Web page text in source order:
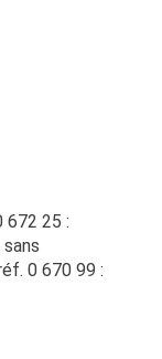
672 25 :
0 670 99 :